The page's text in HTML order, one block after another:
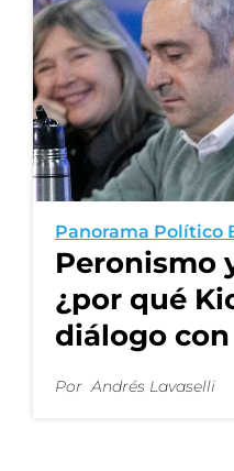
Panorama Político
Peronismo
¿por qué
diálogo
Por Andrés Lavaselli